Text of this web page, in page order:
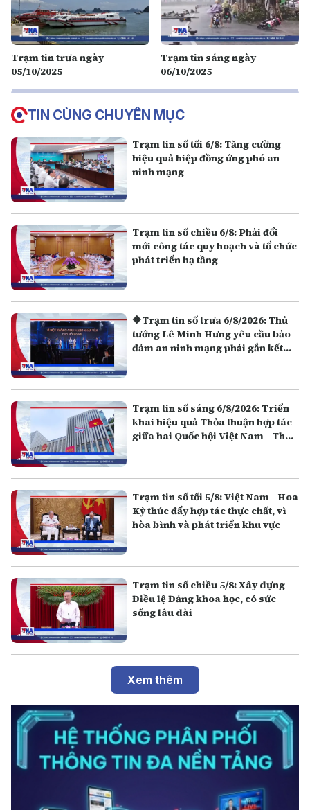
Trạm tin trưa ngày
05/10/2025
Trạm tin sáng ngày
06/10/2025
TIN CÙNG CHUYÊN MỤC
Trạm tin số tối 6/8: Tăng cường
hiệu quả hiệp đồng ứng phó an
ninh mạng
Trạm tin số chiều 6/8: Phải đổi
mới công tác quy hoạch và tổ chức
phát triển hạ tầng
🔶Trạm tin số trưa 6/8/2026: Thủ
tướng Lê Minh Hưng yêu cầu bảo
đảm an ninh mạng phải gắn kết
Trạm tin số sáng 6/8/2026: Triển
khai hiệu quả Thỏa thuận hợp tác
giữa hai Quốc hội Việt Nam - Thái
Trạm tin số tối 5/8: Việt Nam - Hoa
Kỳ thúc đẩy hợp tác thực chất, vì
hòa bình và phát triển khu vực
Trạm tin số chiều 5/8: Xây dựng
Điều lệ Đảng khoa học, có sức
sống lâu dài
Xem thêm